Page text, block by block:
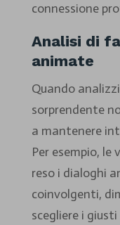
connessione
Analisi di
animate
Quando
sorprendente
a mantenere
Per esempio, le
reso i dialoghi
coinvolgenti,
scegliere i